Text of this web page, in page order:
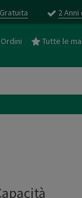
2
Ordini Tutte le